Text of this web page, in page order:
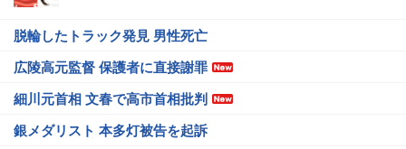
脱輪したトラック発見 男性死亡
広陵高元監督 保護者に直接謝罪
細川元首相 文春で高市首相批判
銀メダリスト 本多灯被告を起訴